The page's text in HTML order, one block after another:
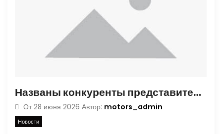
Названы конкуренты представительского седана Senat 900
От 28 июня 2026 Автор: motors_admin
Новости